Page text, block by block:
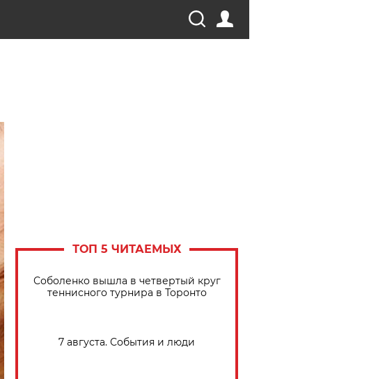
ТОП 5 ЧИТАЕМЫХ
Соболенко вышла в четвертый круг
теннисного турнира в Торонто
7 августа. События и люди